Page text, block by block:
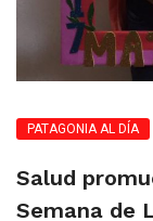
PATAGONIA AL DÍA
Salud
Semana de